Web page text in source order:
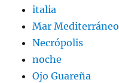
italia
Mar Mediterráneo
Necrópolis
noche
Ojo Guareña